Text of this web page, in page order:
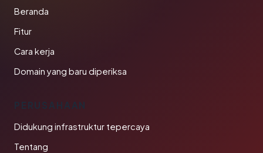
Beranda
Fitur
Cara kerja
Domain yang baru diperiksa
PERUSAHAAN
Didukung infrastruktur tepercaya
Tentang